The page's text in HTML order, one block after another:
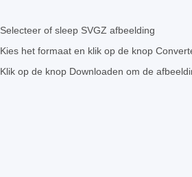
Selecteer of sleep SVGZ afbeelding
Kies het formaat en klik op de knop
Klik op de knop Downloaden om de